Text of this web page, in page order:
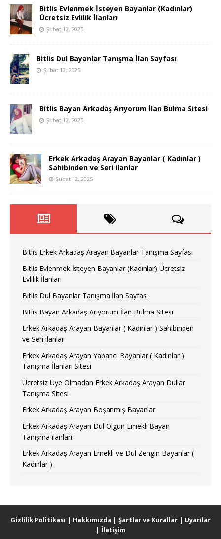
Bitlis Evlenmek İsteyen Bayanlar (Kadınlar)
Ücretsiz Evlilik İlanları
Şubat 12, 2025
Bitlis Dul Bayanlar Tanışma İlan Sayfası
Şubat 12, 2025
Bitlis Bayan Arkadaş Arıyorum İlan Bulma Sitesi
Şubat 12, 2025
Erkek Arkadaş Arayan Bayanlar ( Kadınlar )
Sahibinden ve Seri ilanlar
Şubat 12, 2025
Bitlis Erkek Arkadaş Arayan Bayanlar Tanışma Sayfası
Bitlis Evlenmek İsteyen Bayanlar (Kadınlar) Ücretsiz
Evlilik İlanları
Bitlis Dul Bayanlar Tanışma İlan Sayfası
Bitlis Bayan Arkadaş Arıyorum İlan Bulma Sitesi
Erkek Arkadaş Arayan Bayanlar ( Kadınlar ) Sahibinden
ve Seri ilanlar
Erkek Arkadaş Arayan Yabancı Bayanlar ( Kadınlar )
Tanışma İlanları Sitesi
Ücretsiz Üye Olmadan Erkek Arkadaş Arayan Dullar
Tanışma Sitesi
Erkek Arkadaş Arayan Boşanmış Bayanlar
Erkek Arkadaş Arayan Dul Olgun Emekli Bayan
Tanışma ilanları
Erkek Arkadaş Arayan Emekli ve Dul Zengin Bayanlar (
Kadınlar )
Gizlilik Politikası | Hakkımızda | Şartlar ve Kurallar | Uyarılar
| İletişim